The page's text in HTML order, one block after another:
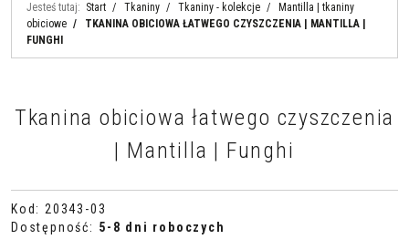
Jesteś tutaj: Start / Tkaniny / Tkaniny - kolekcje /
Mantilla | tkaniny
obiciowe /
TKANINA OBICIOWA ŁATWEGO CZYSZCZENIA | MANTILLA |
FUNGHI
Tkanina obiciowa łatwego czyszczenia
| Mantilla | Funghi
Kod : 20343-03
Dostępność: 5-8 dni roboczych